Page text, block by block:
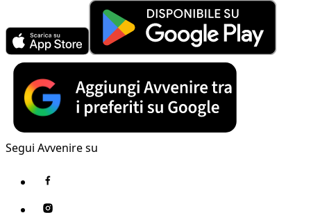
Segui Avvenire su